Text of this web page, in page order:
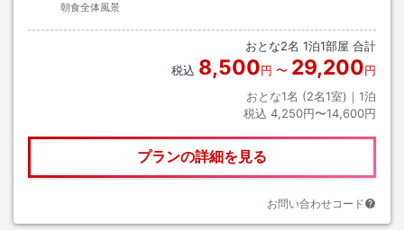
朝食全体風景
おとな2名 1泊1部屋 合計
税込 8,500円 〜 29,200円
おとな1名 (2名1室)｜ 1泊
税込 4,250円〜14,600円
プランの詳細を見る
お問い合わせコード